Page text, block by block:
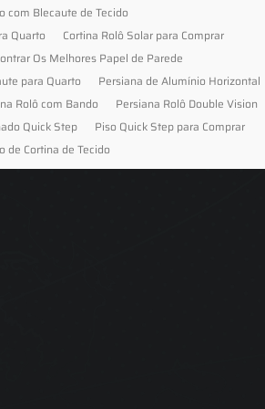
com Blecaute de Tecido
Quarto
Cortina Rolô Solar para Comprar
Os Melhores Papel de Parede
para Quarto
Persiana de Alumínio Horizontal
Rolô com Bando
Persiana Rolô Double Vision
Quick Step
Piso Quick Step para Comprar
de Cortina de Tecido